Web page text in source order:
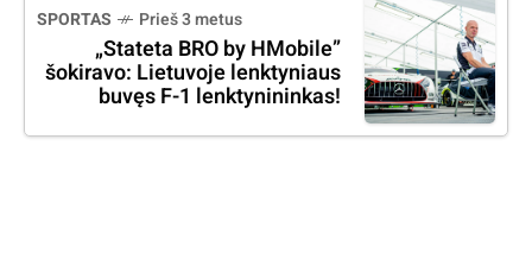
SPORTAS Prieš 3 metus
„Stateta BRO by HMobile”
šokiravo: Lietuvoje lenktyniaus
buvęs F-1 lenktynininkas!